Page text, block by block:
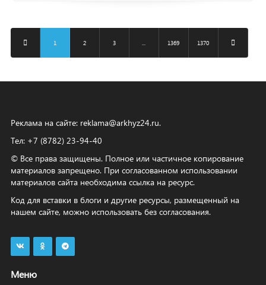
1 2 3 1369 1370
Реклама на сайте: reklama@arkhyz24.ru.
Тел: +7 (8782) 23‑94‑40
© Все права защищены. Полное или частичное копирование
материалов запрещено. При согласованном использовании
материалов сайта необходима ссылка на ресурс.
Код для вставки в блоги и другие ресурсы, размещенный на
нашем сайте, можно использовать без согласования.
Меню